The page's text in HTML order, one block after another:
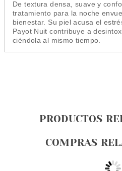
De textura densa, suave y
tratamiento para la noche
bienestar. Su piel acusa el
Payot Nuit contribuye a
ciéndola al mismo tiempo.
PRODUCTOS
COMPRAS